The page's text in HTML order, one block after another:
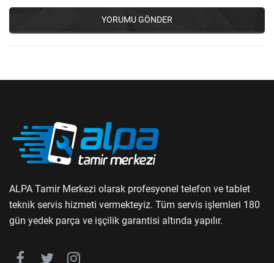
YORUMU GÖNDER
ALPA Tamir Merkezi olarak profesyonel telefon ve tablet
teknik servis hizmeti vermekteyiz. Tüm servis işlemleri 180
gün yedek parça ve işçilik garantisi altında yapılır.